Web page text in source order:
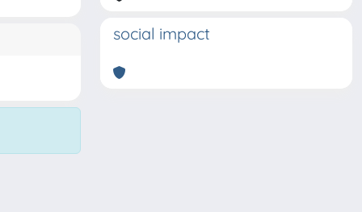
social impact